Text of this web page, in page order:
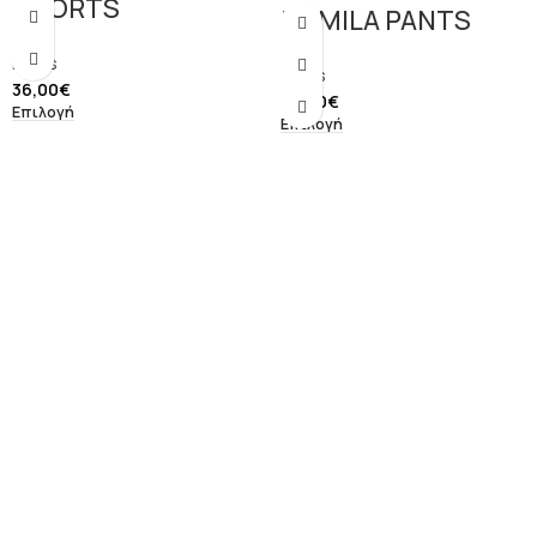
SHORTS
Pants
36,00€
Επιλογή
ROMILA PANTS
Pants
36,00€
Επιλογή